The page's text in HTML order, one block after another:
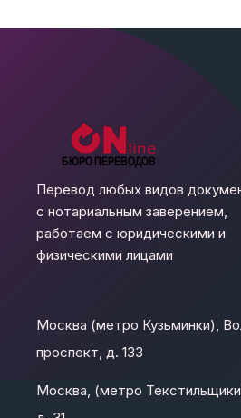
Перевод любых видов
с нотариальным заверением,
работаем с юридическими и
физическими лицами
Москва (метро Кузьминки),
проспект, д. 133
Москва, (метро